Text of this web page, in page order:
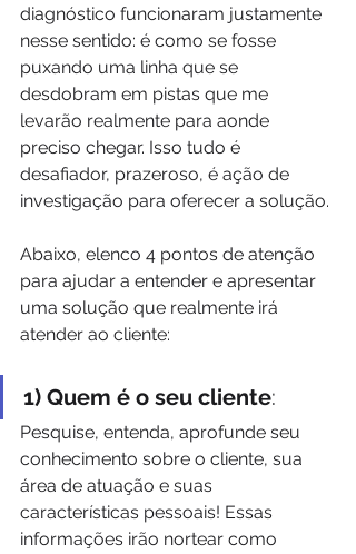
diagnóstico funcionaram justamente
nesse sentido: é como se fosse
puxando uma linha que se
desdobram em pistas que me
levarão realmente para aonde
preciso chegar. Isso tudo é
desafiador, prazeroso, é ação de
investigação para oferecer a solução.
Abaixo, elenco 4 pontos de atenção
para ajudar a entender e apresentar
uma solução que realmente irá
atender ao cliente:
1) Quem é o seu cliente:
Pesquise, entenda, aprofunde seu
conhecimento sobre o cliente, sua
área de atuação e suas
características pessoais! Essas
informações irão nortear como